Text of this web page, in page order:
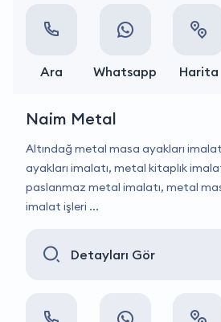
Ara Whatsapp Harita
Naim Metal
Altındağ metal masa ayakları
ayakları imalatı, metal kitaplık
paslanmaz metal imalatı, metal
imalat işleri ...
Detayları Gör